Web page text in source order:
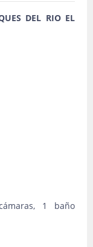
DEL RIO EL
1 baño